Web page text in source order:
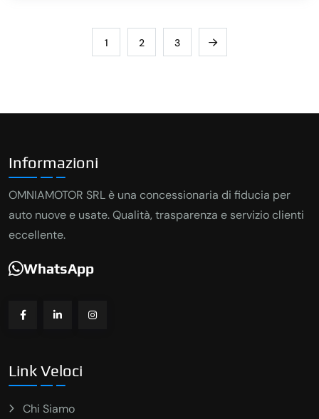
1 2 3
Informazioni
OMNIAMOTOR SRL è una concessionaria di fiducia per
auto nuove e usate. Qualità, trasparenza e servizio clienti
eccellente.
WhatsApp
Link Veloci
Chi Siamo